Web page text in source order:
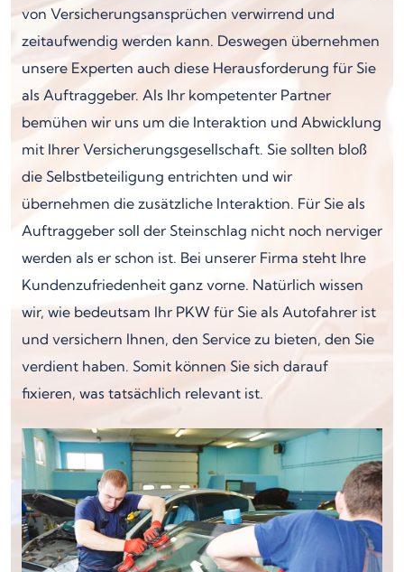
von Versicherungsansprüchen verwirrend und
zeitaufwendig werden kann. Deswegen übernehmen
unsere Experten auch diese Herausforderung für Sie
als Auftraggeber. Als Ihr kompetenter Partner
bemühen wir uns um die Interaktion und Abwicklung
mit Ihrer Versicherungsgesellschaft. Sie sollten bloß
die Selbstbeteiligung entrichten und wir
übernehmen die zusätzliche Interaktion. Für Sie als
Auftraggeber soll der Steinschlag nicht noch nerviger
werden als er schon ist. Bei unserer Firma steht Ihre
Kundenzufriedenheit ganz vorne. Natürlich wissen
wir, wie bedeutsam Ihr PKW für Sie als Autofahrer ist
und versichern Ihnen, den Service zu bieten, den Sie
verdient haben. Somit können Sie sich darauf
fixieren, was tatsächlich relevant ist.